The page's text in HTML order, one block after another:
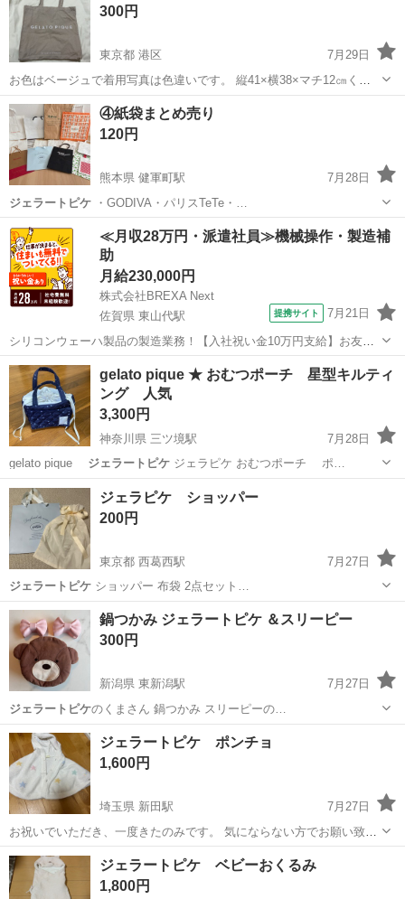
300円
東京都 港区
7月29日
お色はベージュで着用写真は色違いです。 縦41×横38×マチ12㎝くら
い 使用回数10回くらい 自宅で洗濯したため生地がクタクタになってる
のと角変色、色落ち、持ち手は汚れ色落ちあります。 穴は開いてない
ので使用に問題あ...
東京 港区 バッグ ジェラートピケ
④紙袋まとめ売り
120円
熊本県 健軍町駅
7月28日
ジェラートピケ・GODIVA・パリスTeTe・…
熊本 上益城郡 健軍町駅 ラッピング用品 紙袋
≪月収28万円・派遣社員≫機械操作・製造補
助
月給230,000円
株式会社BREXA Next
佐賀県 東山代駅
提携サイト 7月21日
シリコンウェーハ製品の製造業務！【入社祝い金10万円支給】お友達
やカップルとの応募OK◎年間休日129日＆休出なしでプライベート充
実♪業務はクリーンルームで快適作業◎自社正社員登用制度あり★1食
300円～の格安食堂あり！《佐...
佐賀 伊万里市 その他
gelato pique ★ おむつポーチ 星型キルティ
ング 人気
3,300円
神奈川県 三ツ境駅
7月28日
gelato pique ジェラートピケ ジェラピケ おむつポーチ ポ…
神奈川 横浜市 三ツ境駅 ベビー用品
ジェラピケ ショッパー
200円
東京都 西葛西駅
7月27日
ジェラートピケ
ショッパー 布袋 2点セット…
東京 江戸川区 その他
鍋つかみ ジェラートピケ ＆スリーピー
300円
新潟県 東新潟駅
7月27日
ジェラートピケのくまさん 鍋つかみ スリーピーの…
新潟 新潟市 東新潟駅 調理器具
ジェラートピケ ポンチョ
1,600円
埼玉県 新田駅
7月27日
お祝いでいただき、一度きたのみです。 気にならない方でお願い致し
ます
埼玉 草加市 ベビー用品 ジェラートピケ
ジェラートピケ ベビーおくるみ
1,800円